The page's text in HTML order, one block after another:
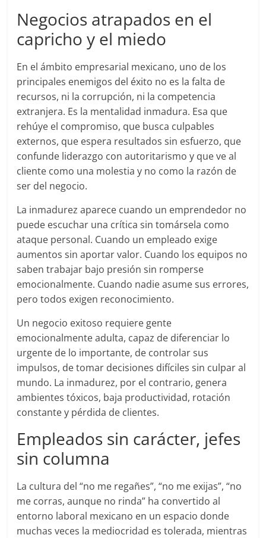
Negocios atrapados en el
capricho y el miedo
En el ámbito empresarial mexicano, uno de los
principales enemigos del éxito no es la falta de
recursos, ni la corrupción, ni la competencia
extranjera. Es la mentalidad inmadura. Esa que
rehúye el compromiso, que busca culpables
externos, que espera resultados sin esfuerzo, que
confunde liderazgo con autoritarismo y que ve al
cliente como una molestia y no como la razón de
ser del negocio.
La inmadurez aparece cuando un emprendedor no
puede escuchar una crítica sin tomársela como
ataque personal. Cuando un empleado exige
aumentos sin aportar valor. Cuando los equipos no
saben trabajar bajo presión sin romperse
emocionalmente. Cuando nadie asume sus errores,
pero todos exigen reconocimiento.
Un negocio exitoso requiere gente
emocionalmente adulta, capaz de diferenciar lo
urgente de lo importante, de controlar sus
impulsos, de tomar decisiones difíciles sin culpar al
mundo. La inmadurez, por el contrario, genera
ambientes tóxicos, baja productividad, rotación
constante y pérdida de clientes.
Empleados sin carácter, jefes
sin columna
La cultura del “no me regañes”, “no me exijas”, “no
me corras, aunque no rinda” ha convertido al
entorno laboral mexicano en un espacio donde
muchas veces la mediocridad es tolerada, mientras